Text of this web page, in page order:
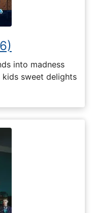
into madness
kids sweet delights